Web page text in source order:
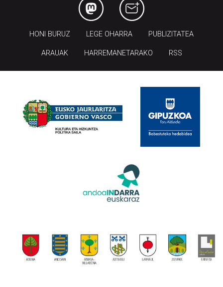
HONI BURUZ LEGE OHARRA PUBLIZITATEA
ARAUAK HARREMANETARAKO RSS